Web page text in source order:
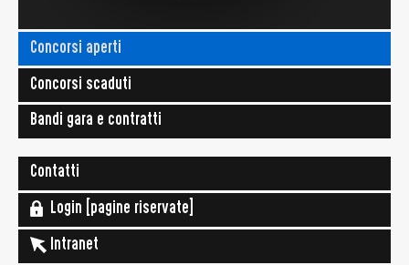
Concorsi aperti
Concorsi scaduti
Bandi gara e contratti
Contatti
Login [pagine riservate]
Intranet